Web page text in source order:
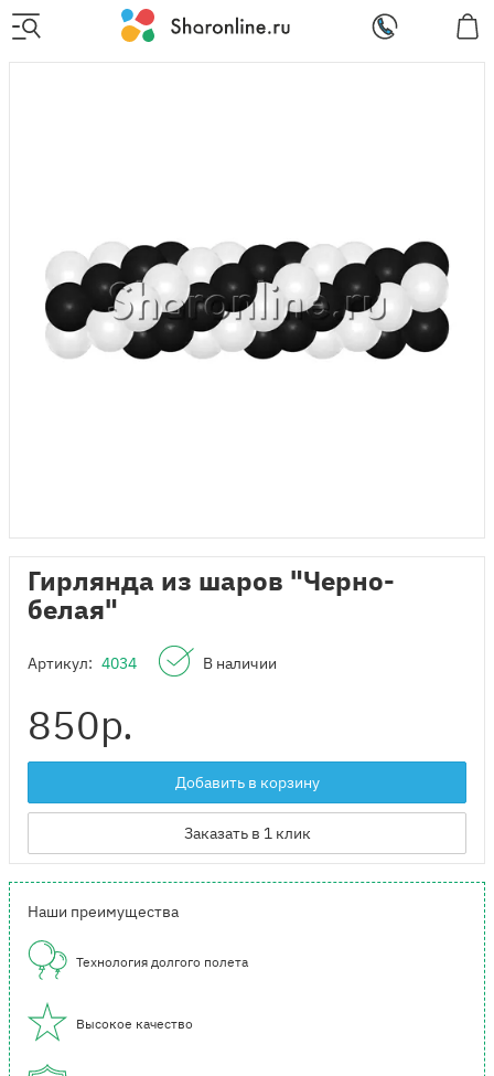
Гирлянда из шаров "Черно-
белая"
Артикул: 4034 В наличии
850р.
Добавить в корзину
Заказать в 1 клик
Наши преимущества
Технология долгого полета
Высокое качество